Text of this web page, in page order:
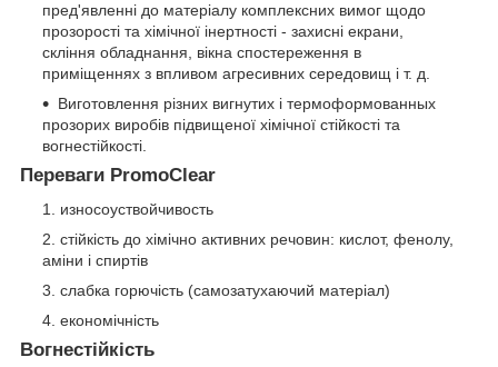
пред'явленні до матеріалу комплексних вимог щодо
прозорості та хімічної інертності - захисні екрани,
скління обладнання, вікна спостереження в
приміщеннях з впливом агресивних середовищ і т. д.
Виготовлення різних вигнутих і термоформованных
прозорих виробів підвищеної хімічної стійкості та
вогнестійкості.
Переваги PromoClear
износоуствойчивость
стійкість до хімічно активних речовин: кислот, фенолу,
аміни і спиртів
слабка горючість (самозатухаючий матеріал)
економічність
Вогнестійкість